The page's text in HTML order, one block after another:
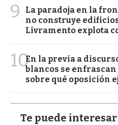
9
La paradoja en la
no construye
Livramento explota
10En la previa a
blancos se
sobre qué oposición
Te puede interesar